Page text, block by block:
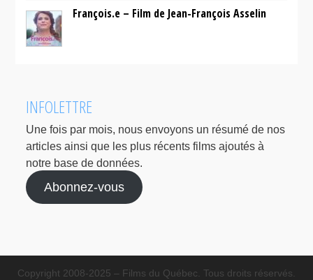
François.e – Film de Jean-François Asselin
INFOLETTRE
Une fois par mois, nous envoyons un résumé de nos
articles ainsi que les plus récents films ajoutés à
notre base de données.
Abonnez-vous
Copyright 2008-2025 – Films du Québec. Tous droits réservés.